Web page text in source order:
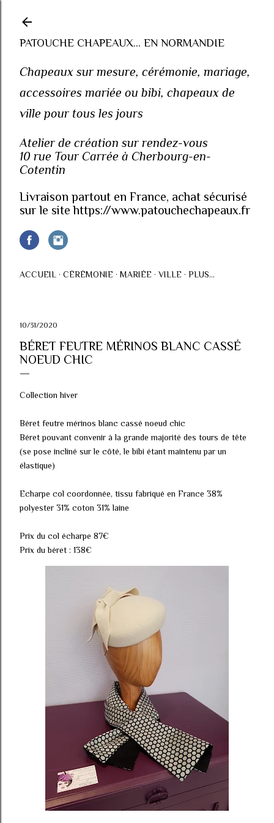
PATOUCHE CHAPEAUX... EN NORMANDIE
Chapeaux sur mesure, cérémonie, mariage,
accessoires mariée ou bibi, chapeaux de
ville pour tous les jours
Atelier de création sur rendez-vous
10 rue Tour Carrée à Cherbourg-en-
Cotentin
Livraison partout en France, achat sécurisé
sur le site https://www.patouchechapeaux.fr
ACCUEIL CÉRÉMONIE MARIÉE VILLE PLUS…
10/31/2020
BÉRET FEUTRE MÉRINOS BLANC CASSÉ
NOEUD CHIC
Collection hiver
Béret feutre mérinos blanc cassé noeud chic
Béret pouvant convenir à la grande majorité des tours de tête
(se pose incliné sur le côté, le bibi étant maintenu par un
élastique)
Echarpe col coordonnée, tissu fabriqué en France 38%
polyester 31% coton 31% laine
Prix du col écharpe 87€
Prix du béret : 138€